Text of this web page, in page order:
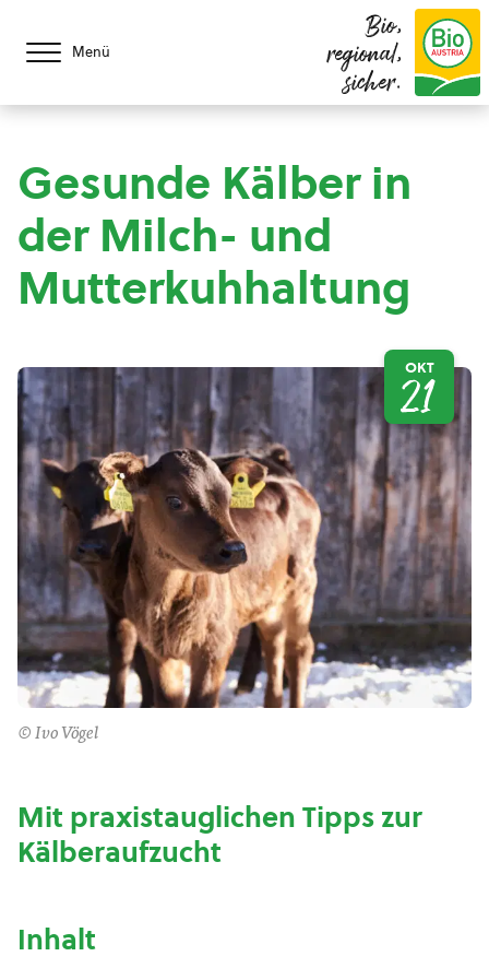
Menü
Bio,
regional,
sicher.
Gesunde Kälber in
der Milch- und
Mutterkuhhaltung
© Ivo Vögel
OKT
21
Mit praxistauglichen Tipps zur
Kälberaufzucht
Inhalt